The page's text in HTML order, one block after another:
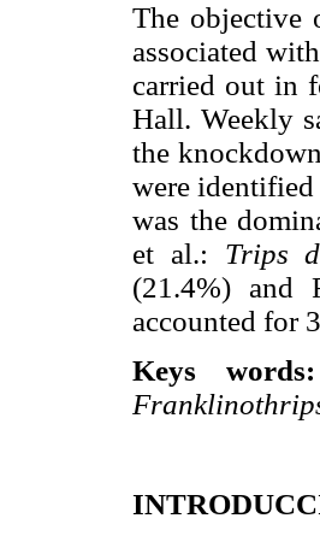
The objective
associated
carried out in
Hall. Weekly
the
were
was the
et al.: Trips
(21.4%) and
accounted for
Keys